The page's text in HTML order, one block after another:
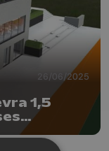
26/06/2025
1,5